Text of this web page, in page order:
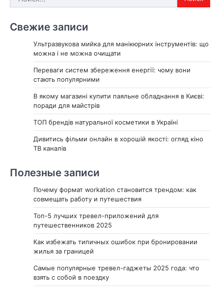
Свежие записи
Ультразвукова мийка для манікюрних інструментів: що
можна і не можна очищати
Переваги систем збереження енергії: чому вони
стають популярними
В якому магазині купити паяльне обладнання в Києві:
поради для майстрів
ТОП брендів натуральної косметики в Україні
Дивитись фільми онлайн в хорошій якості: огляд кіно
ТВ каналів
Полезные записи
Почему формат workation становится трендом: как
совмещать работу и путешествия
Топ-5 лучших тревел-приложений для
путешественников 2025
Как избежать типичных ошибок при бронировании
жилья за границей
Самые популярные тревел-гаджеты 2025 года: что
взять с собой в поездку